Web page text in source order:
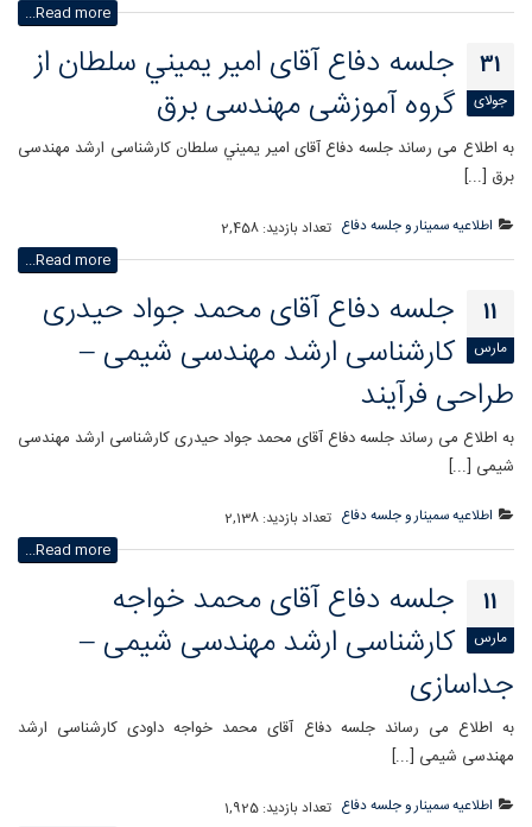
Read more...
31
جولای
جلسه دفاع آقای امير يميني سلطان از
گروه آموزشی مهندسی برق
به اطلاع می رساند جلسه دفاع آقای امير يميني سلطان کارشناسی ارشد مهندسی
برق [...]
اطلاعیه سمینار و جلسه دفاع تعداد بازدید: 2,458
Read more...
11
مارس
جلسه دفاع آقای محمد جواد حیدری
کارشناسی ارشد مهندسی شیمی –
طراحی فرآیند
به اطلاع می رساند جلسه دفاع آقای محمد جواد حیدری کارشناسی ارشد مهندسی
شیمی [...]
اطلاعیه سمینار و جلسه دفاع تعداد بازدید: 2,138
Read more...
11
مارس
جلسه دفاع آقای محمد خواجه
کارشناسی ارشد مهندسی شیمی –
جداسازی
به اطلاع می رساند جلسه دفاع آقای محمد خواجه داودی کارشناسی ارشد
مهندسی شیمی [...]
اطلاعیه سمینار و جلسه دفاع تعداد بازدید: 1,925